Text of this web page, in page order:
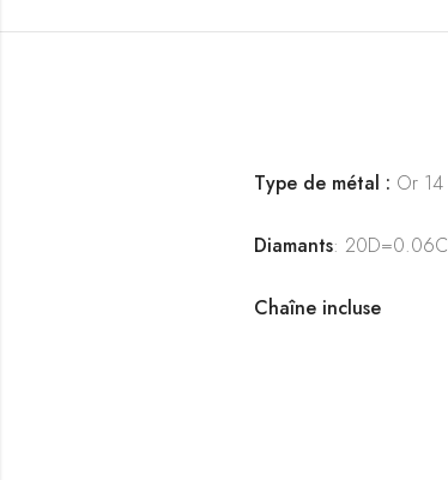
Type de métal : Or 14
Diamants:
Chaîne incluse